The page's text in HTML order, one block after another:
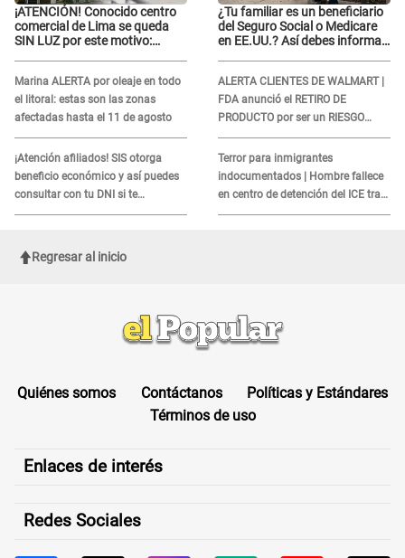
¡ATENCIÓN! Conocido centro
comercial de Lima se queda
SIN LUZ por este motivo:
Marina ALERTA por oleaje en todo
el litoral: estas son las zonas
afectadas hasta el 11 de agosto
¡Atención afiliados! SIS otorga
beneficio económico y así puedes
consultar con tu DNI si te
corresponde
¿Tu familiar es un beneficiario
del Seguro Social o Medicare
en EE.UU.? Así debes informar
ALERTA CLIENTES DE WALMART |
FDA anunció el RETIRO DE
PRODUCTO por ser un RIESGO
MORTAL para consumidores: ¿Cuál
es?
Terror para inmigrantes
indocumentados | Hombre fallece
en centro de detención del ICE tras
sufrir una "emergencia médica"
Regresar al inicio
Quiénes somos Contáctanos
Políticas y Estándares
Términos de uso
Enlaces de interés
Redes Sociales